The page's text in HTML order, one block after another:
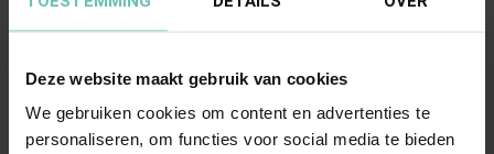
Deze website maakt gebruik van cookies
We gebruiken cookies om content en advertenties te
personaliseren, om functies voor social media te bieden
Uitspraak Hoge Raad: Inkomstenbelasting.